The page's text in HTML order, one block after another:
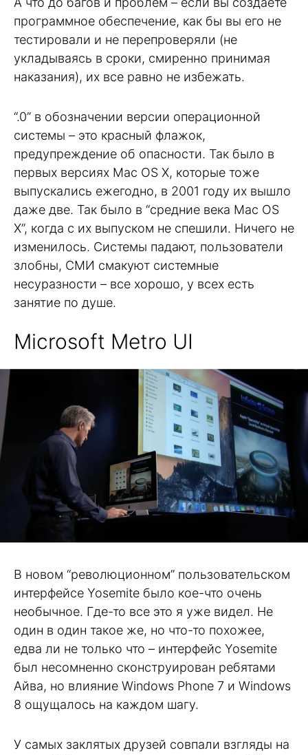
программное обеспечение, как бы вы его не
тестировали и не перепроверяли (не
укладываясь в сроки, смиренно принимая
наказания), их все равно не избежать.
“.0” в обозначении версии операционной
системы – это красный флажок,
предупреждение об опасности. Так было в
первых версиях Mac OS X, которые тоже
выпускались ежегодно, в 2001 году их вышло
даже две. Так было в “средние века Mac OS
X”, когда с их выпуском не спешили. Ничего не
изменилось. Системы падают, пользователи
злобны, СМИ смакуют системные
несуразности – все хорошо, у всех есть
занятие по душе.
Microsoft Metro UI
В новом “революционном” пользовательском
интерфейсе Yosemite было кое-что очень
необычное. Где-то все это я уже видел. Не
один в один такое же, но что-то похожее,
едва ли не только что – интерфейс Yosemite
был несомненно сконструирован ребятами
Айва, но влияние Windows Phone 7 и Windows
8 ощущалось на каждом шагу.
У самых заклятых друзей совпали взгляды на